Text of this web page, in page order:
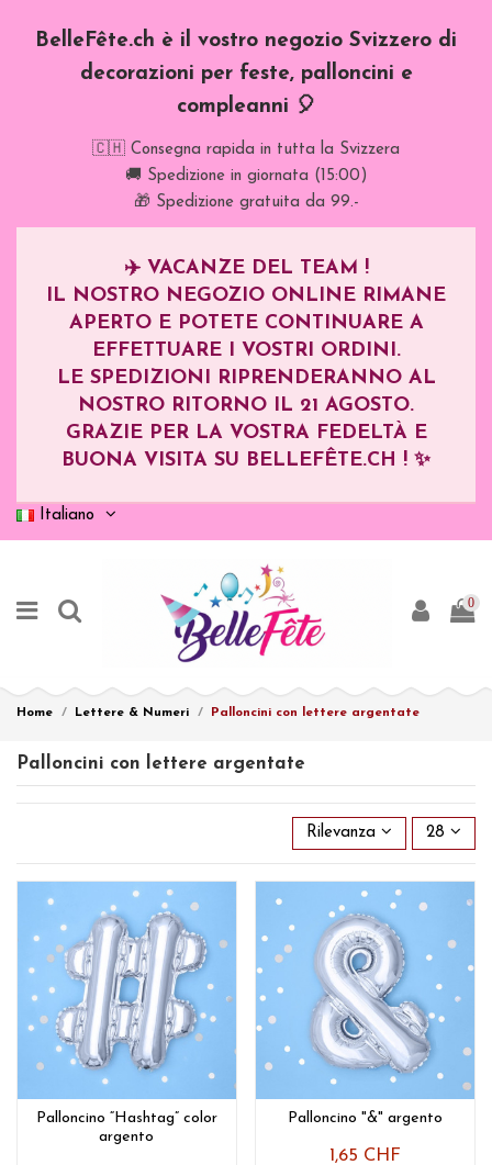
BelleFête.ch è il vostro negozio Svizzero di
decorazioni per feste, palloncini e
compleanni 🎈
🇨🇭 Consegna rapida in tutta la Svizzera
🚚 Spedizione in giornata (15:00)
🎁 Spedizione gratuita da 99.-
✈️ VACANZE DEL TEAM !
IL NOSTRO NEGOZIO ONLINE RIMANE
APERTO E POTETE CONTINUARE A
EFFETTUARE I VOSTRI ORDINI.
LE SPEDIZIONI RIPRENDERANNO AL
NOSTRO RITORNO IL 21 AGOSTO.
GRAZIE PER LA VOSTRA FEDELTÀ E
BUONA VISITA SU BELLEFÊTE.CH ! ✨
Italiano
0
Home Lettere & Numeri Palloncini con lettere argentate
Palloncini con lettere argentate
Rilevanza 28
Palloncino “Hashtag” color
argento
Palloncino "&" argento
1,65 CHF